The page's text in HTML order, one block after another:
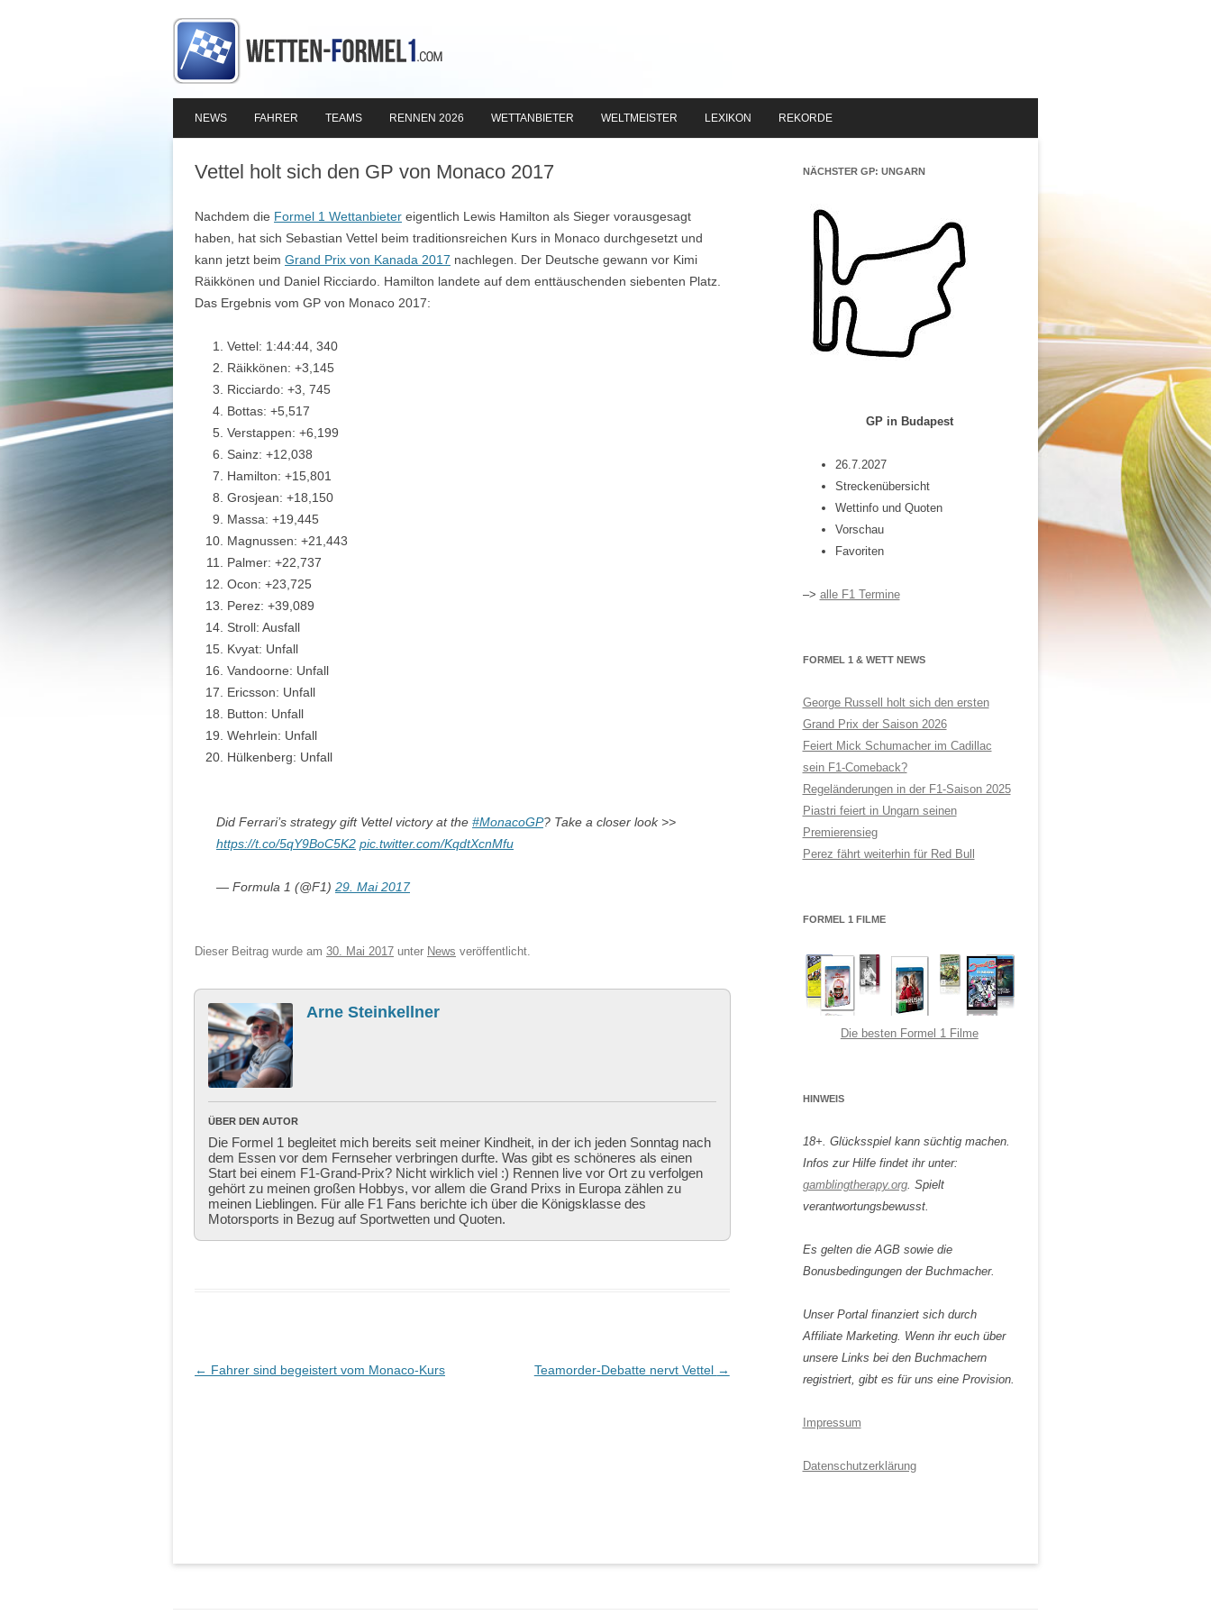
Inhalt
NEWS FAHRER TEAMS RENNEN 2026 WETTANBIETER WELTMEISTER LEXIKON REKORDE
Vettel holt sich den GP von Monaco 2017
Nachdem die Formel 1 Wettanbieter eigentlich Lewis Hamilton als Sieger vorausgesagt
haben, hat sich Sebastian Vettel beim traditionsreichen Kurs in Monaco durchgesetzt und
kann jetzt beim Grand Prix von Kanada 2017 nachlegen. Der Deutsche gewann vor Kimi
Räikkönen und Daniel Ricciardo. Hamilton landete auf dem enttäuschenden siebenten Platz.
Das Ergebnis vom GP von Monaco 2017:
Vettel: 1:44:44, 340
Räikkönen: +3,145
Ricciardo: +3, 745
Bottas: +5,517
Verstappen: +6,199
Sainz: +12,038
Hamilton: +15,801
Grosjean: +18,150
Massa: +19,445
Magnussen: +21,443
Palmer: +22,737
Ocon: +23,725
Perez: +39,089
Stroll: Ausfall
Kvyat: Unfall
Vandoorne: Unfall
Ericsson: Unfall
Button: Unfall
Wehrlein: Unfall
Hülkenberg: Unfall
Did Ferrari’s strategy gift Vettel victory at the #MonacoGP? Take a closer look >>
https://t.co/5qY9BoC5K2 pic.twitter.com/KqdtXcnMfu
— Formula 1 (@F1) 29. Mai 2017
Dieser Beitrag wurde am 30. Mai 2017 unter News veröffentlicht.
Arne Steinkellner
ÜBER DEN AUTOR
Die Formel 1 begleitet mich bereits seit meiner Kindheit, in der ich jeden Sonntag nach
dem Essen vor dem Fernseher verbringen durfte. Was gibt es schöneres als einen
Start bei einem F1-Grand-Prix? Nicht wirklich viel :) Rennen live vor Ort zu verfolgen
gehört zu meinen großen Hobbys, vor allem die Grand Prixs in Europa zählen zu
meinen Lieblingen. Für alle F1 Fans berichte ich über die Königsklasse des
Motorsports in Bezug auf Sportwetten und Quoten.
Beitragsnavigation
← Fahrer sind begeistert vom Monaco-Kurs Teamorder-Debatte nervt Vettel →
NÄCHSTER GP: UNGARN
GP in Budapest
26.7.2027
Streckenübersicht
Wettinfo und Quoten
Vorschau
Favoriten
–> alle F1 Termine
FORMEL 1 & WETT NEWS
George Russell holt sich den ersten
Grand Prix der Saison 2026
Feiert Mick Schumacher im Cadillac
sein F1-Comeback?
Regeländerungen in der F1-Saison 2025
Piastri feiert in Ungarn seinen
Premierensieg
Perez fährt weiterhin für Red Bull
FORMEL 1 FILME
Die besten Formel 1 Filme
HINWEIS
18+. Glücksspiel kann süchtig machen.
Infos zur Hilfe findet ihr unter:
gamblingtherapy.org. Spielt
verantwortungsbewusst.
Es gelten die AGB sowie die
Bonusbedingungen der Buchmacher.
Unser Portal finanziert sich durch
Affiliate Marketing. Wenn ihr euch über
unsere Links bei den Buchmachern
registriert, gibt es für uns eine Provision.
Impressum
Datenschutzerklärung